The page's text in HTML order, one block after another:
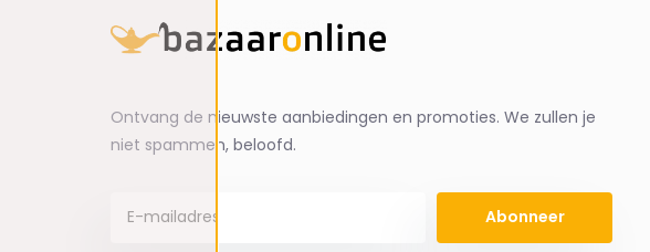
Ontvang de nieuwste aanbiedingen en promoties. We zullen je
niet spammen, beloofd.
Abonneer